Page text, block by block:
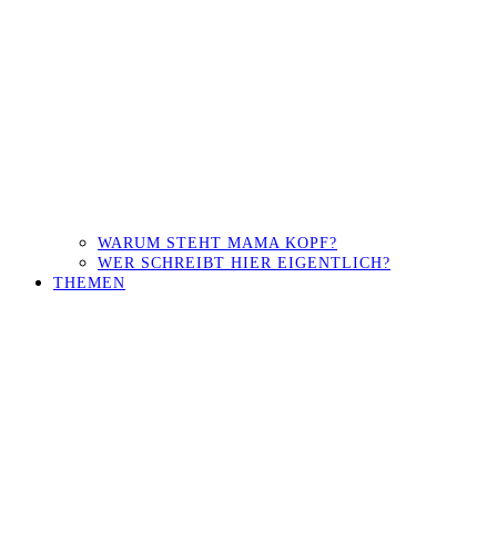
WARUM STEHT MAMA KOPF?
WER SCHREIBT HIER EIGENTLICH?
THEMEN